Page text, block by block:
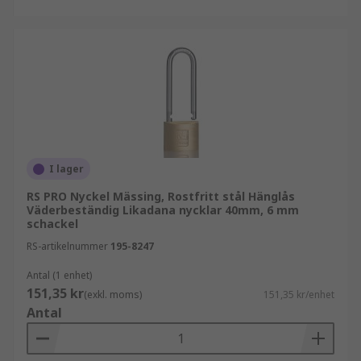
I lager
RS PRO Nyckel Mässing, Rostfritt stål Hänglås
Väderbeständig Likadana nycklar 40mm, 6 mm
schackel
RS-artikelnummer 195-8247
Antal (1 enhet)
151,35 kr(exkl. moms) 151,35 kr/enhet
Antal